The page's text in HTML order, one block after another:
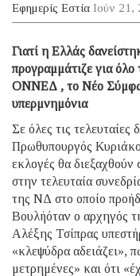
Εφημερίς Εστία Ιούν 21,
Γιατί η Ελλάς
προγραμμάτιζε για
ΟΝΝΕΔ , το Νέο
υπερμνημόνια
Σε όλες τις τελευταίες
Πρωθυπουργός
εκλογές θα διεξαχθούν
στην τελευταία
της ΝΔ στο οποίο
Βουλήόταν ο αρχηγός
Αλέξης Τσίπρας
«κλεψύδρα αδειάζει»,
μετρημένες» και ότι